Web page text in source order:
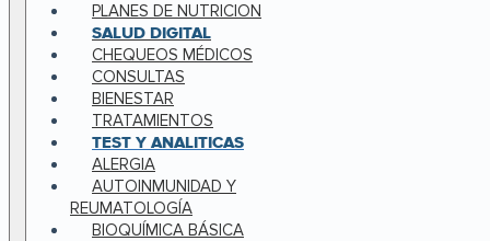
PLANES DE NUTRICION
SALUD DIGITAL
CHEQUEOS MÉDICOS
CONSULTAS
BIENESTAR
TRATAMIENTOS
TEST Y ANALITICAS
ALERGIA
AUTOINMUNIDAD Y
REUMATOLOGÍA
BIOQUÍMICA BÁSICA